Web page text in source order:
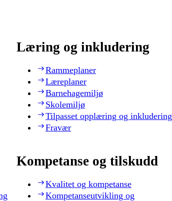
Læring og inkludering
Rammeplaner
Læreplaner
Barnehagemiljø
Skolemiljø
Tilpasset opplæring og inkludering
Fravær
Kompetanse og tilskudd
Kvalitet og kompetanse
Kompetanseutvikling og